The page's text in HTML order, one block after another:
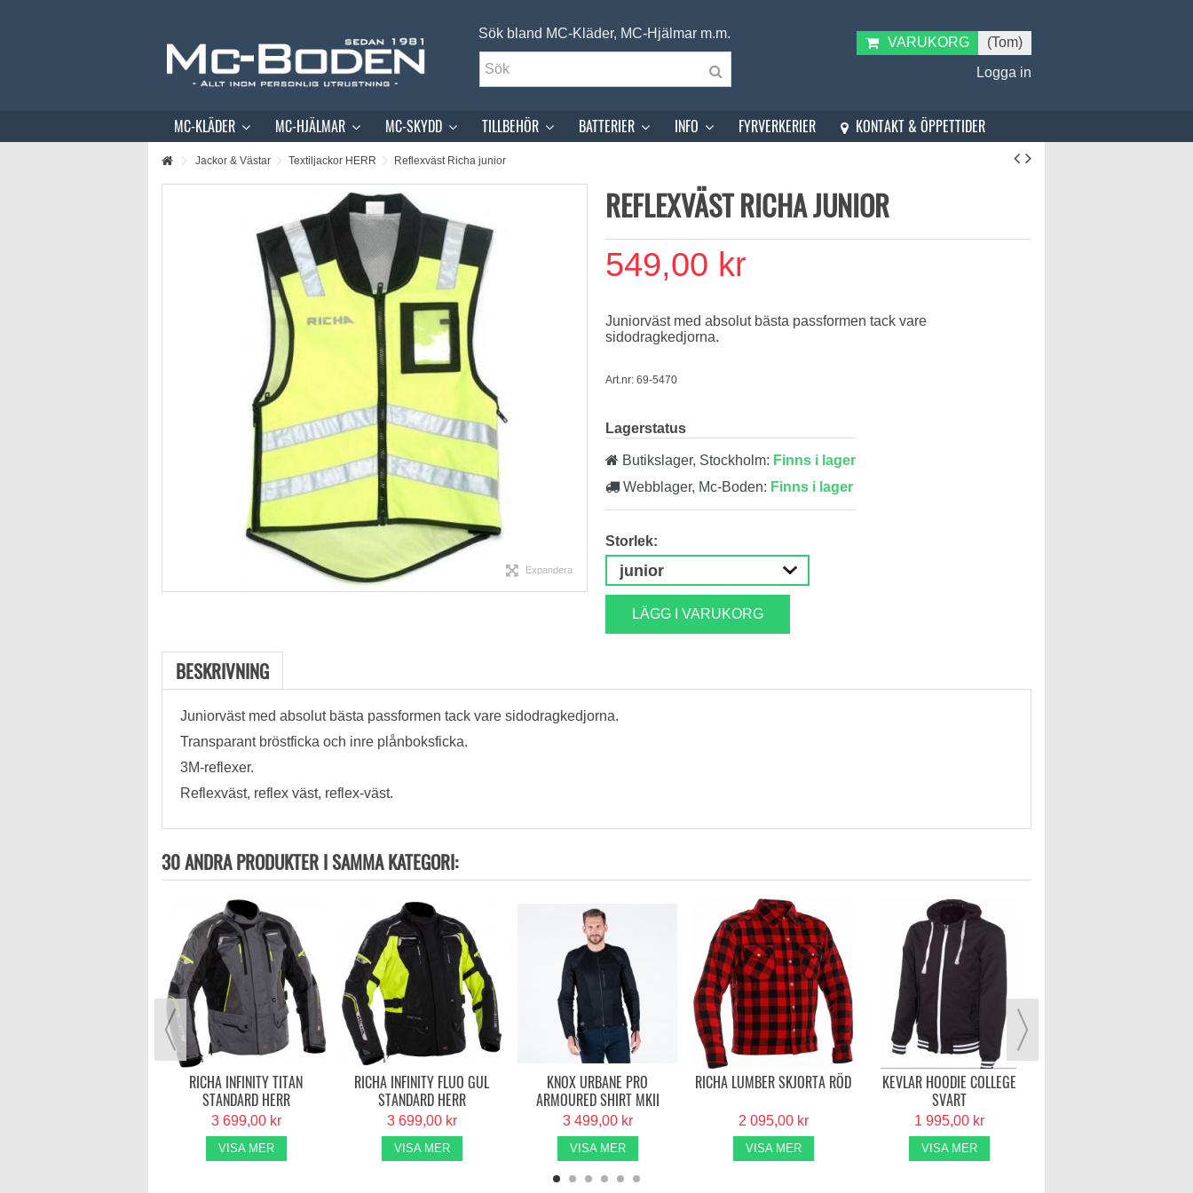
Sök bland MC-Kläder, MC-Hjälmar m.m.
VARUKORG
(Tom)
Logga in
MC-KLÄDER MC-HJÄLMAR MC-SKYDD TILLBEHÖR BATTERIER INFO FYRVERKERIER KONTAKT & ÖPPETTIDER
Jackor & Västar Textiljackor HERR Reflexväst Richa junior
Expandera
REFLEXVÄST RICHA JUNIOR
549,00 kr
Juniorväst med absolut bästa passformen tack vare
sidodragkedjorna.
Art.nr: 69-5470
Lagerstatus
Butikslager, Stockholm: Finns i lager
Webblager, Mc-Boden: Finns i lager
Storlek:
LÄGG I VARUKORG
BESKRIVNING
Juniorväst med absolut bästa passformen tack vare sidodragkedjorna.
Transparant bröstficka och inre plånboksficka.
3M-reflexer.
Reflexväst, reflex väst, reflex-väst.
30 ANDRA PRODUKTER I SAMMA KATEGORI:
RICHA INFINITY TITAN
STANDARD HERR
3 699,00 kr
VISA MER
RICHA INFINITY FLUO GUL
STANDARD HERR
3 699,00 kr
VISA MER
KNOX URBANE PRO
ARMOURED SHIRT MKII
SVART HERR
3 499,00 kr
VISA MER
RICHA LUMBER SKJORTA RÖD
2 095,00 kr
VISA MER
KEVLAR HOODIE COLLEGE
SVART
1 995,00 kr
VISA MER